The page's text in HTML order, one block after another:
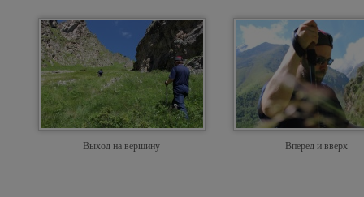
Выход на вершину Вперед и вверх